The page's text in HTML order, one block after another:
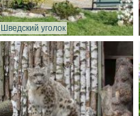
Шведский уголок